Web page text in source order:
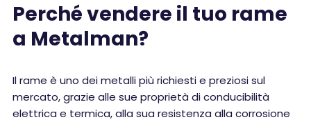
Perché vendere il tuo rame
a Metalman?
Il rame è uno dei metalli più richiesti e preziosi sul
mercato, grazie alle sue proprietà di conducibilità
elettrica e termica, alla sua resistenza alla corrosione